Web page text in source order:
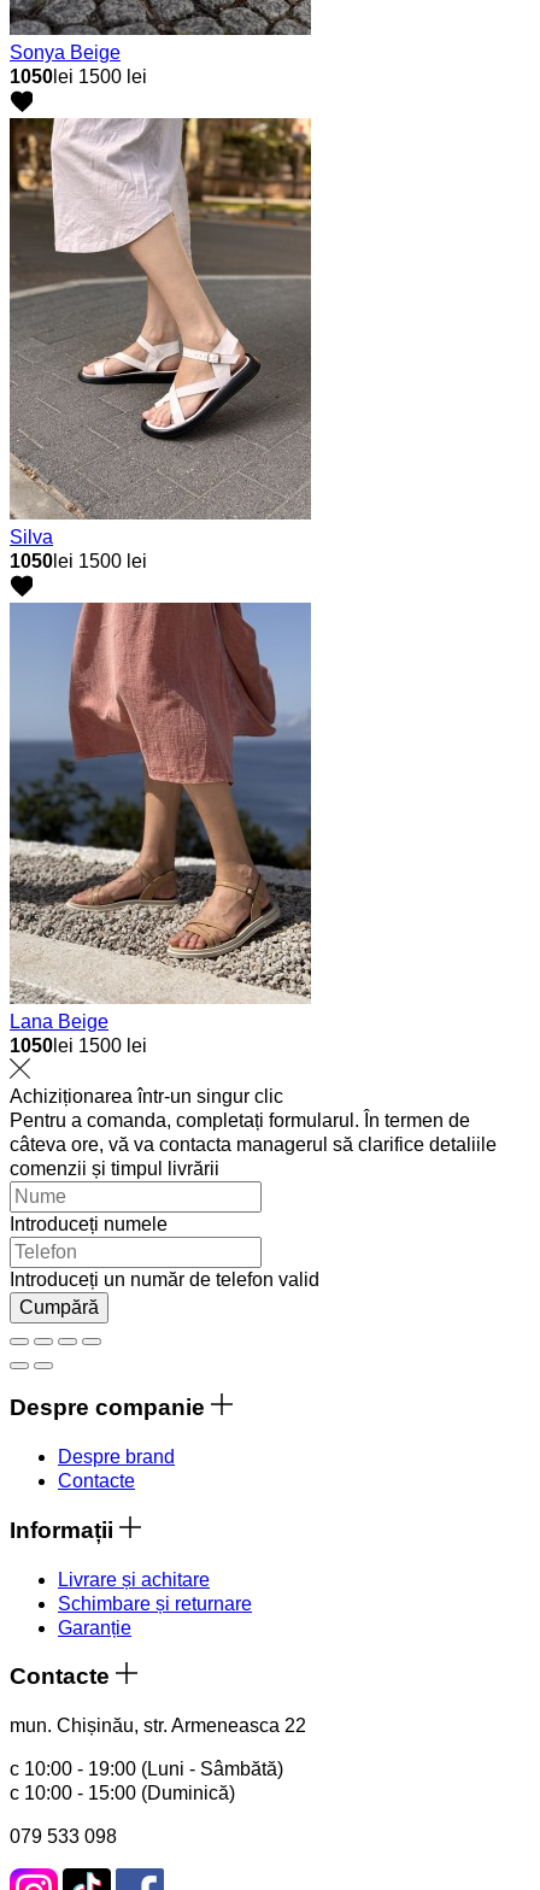
Sonya Beige
1050 lei 1500 lei
Silva
1050 lei 1500 lei
Lana Beige
1050 lei 1500 lei
Achiziționarea într-un singur clic
Pentru a comanda, completați formularul. În termen de
câteva ore, vă va contacta managerul să clarifice detaliile
comenzii și timpul livrării
Introduceți numele
Introduceți un număr de telefon valid
Cumpără
Despre companie
Despre brand
Contacte
Informații
Livrare și achitare
Schimbare și returnare
Garanție
Contacte
mun. Chișinău, str. Armeneasca 22
с 10:00 - 19:00 (Luni - Sâmbătă)
с 10:00 - 15:00 (Duminică)
079 533 098